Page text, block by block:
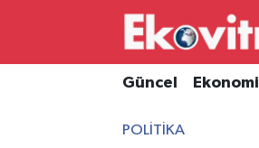
Güncel Ekonomi
POLITIKA
Güncel
Hava Durumu